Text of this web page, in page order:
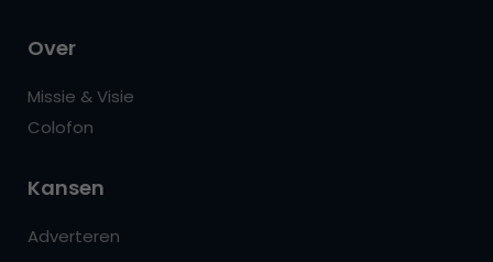
Over
Missie & Visie
Colofon
Kansen
Adverteren